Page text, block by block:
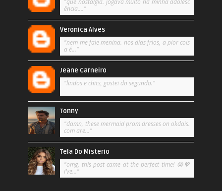
"que nostalgia. jogava muito na minha adolesc
ência...."
Veronica Alves
"nem me fale menina. nos dias frios, a pior cois
a é..."
Jeane Carneiro
"lindos e chics, gostei do segundo."
Tonny
"damn, these mermaid prom dresses on okdais.
com are..."
Tela Do Misterio
"omg, this post came at the perfect time! 😭💖
i’ve..."